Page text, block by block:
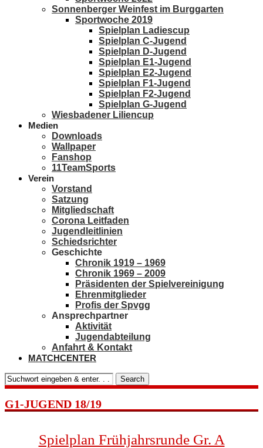
Sonnenberger Weinfest im Burggarten
Sportwoche 2019
Spielplan Ladiescup
Spielplan C-Jugend
Spielplan D-Jugend
Spielplan E1-Jugend
Spielplan E2-Jugend
Spielplan F1-Jugend
Spielplan F2-Jugend
Spielplan G-Jugend
Wiesbadener Liliencup
Medien
Downloads
Wallpaper
Fanshop
11TeamSports
Verein
Vorstand
Satzung
Mitgliedschaft
Corona Leitfaden
Jugendleitlinien
Schiedsrichter
Geschichte
Chronik 1919 – 1969
Chronik 1969 – 2009
Präsidenten der Spielvereinigung
Ehrenmitglieder
Profis der Spvgg
Ansprechpartner
Aktivität
Jugendabteilung
Anfahrt & Kontakt
MATCHCENTER
Search
G1-JUGEND 18/19
Spielplan Frühjahrsrunde Gr. A